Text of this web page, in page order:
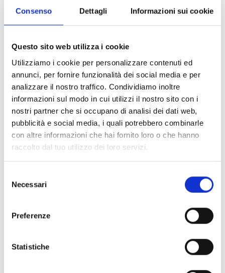
Consenso Dettagli Informazioni sui cookie
Questo sito web utilizza i cookie
Utilizziamo i cookie per personalizzare contenuti ed
annunci, per fornire funzionalità dei social media e per
analizzare il nostro traffico. Condividiamo inoltre
informazioni sul modo in cui utilizzi il nostro sito con i
nostri partner che si occupano di analisi dei dati web,
pubblicità e social media, i quali potrebbero combinarle
con altre informazioni che hai fornito loro o che hanno
raccolto dal tuo utilizzo dei loro servizi.
delNecessari
Preferenze
Statistiche
Leuchte mit Standardaktivierung
Selbsttest
Leuchte mit Selbsttest der
Batterie und der Elektronik
Leuchte mit Überwachung über